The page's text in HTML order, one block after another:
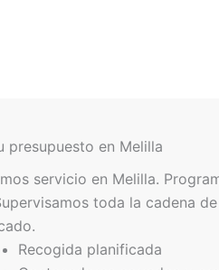
presupuesto en Melilla
servicio en Melilla.
toda la cadena
Recogida planificada